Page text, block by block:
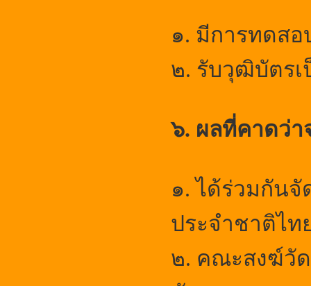
๑. มีการทดส
๒. รับวุฒิบัตรเ
๖. ผลที่คาดว่า
๑. ได้ร่วมกันจั
ประจำชาติไท
๒. คณะสงฆ์วั